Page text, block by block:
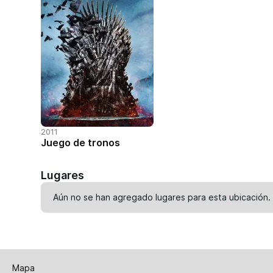
2011
Juego de tronos
Lugares
Aún no se han agregado lugares para esta
Mapa